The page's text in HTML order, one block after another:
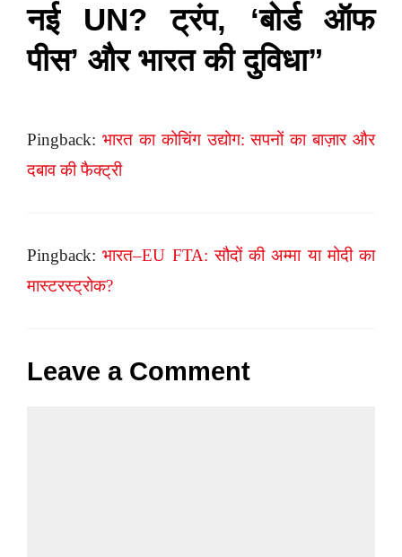
नई UN? ट्रंप, ‘बोर्ड ऑफ
पीस’ और भारत की दुविधा”
Pingback: भारत का कोचिंग उद्योग: सपनों का बाज़ार और
दबाव की फैक्ट्री
Pingback:भारत–EU FTA: सौदों की अम्मा या मोदी का
मास्टरस्ट्रोक?
Leave a Comment